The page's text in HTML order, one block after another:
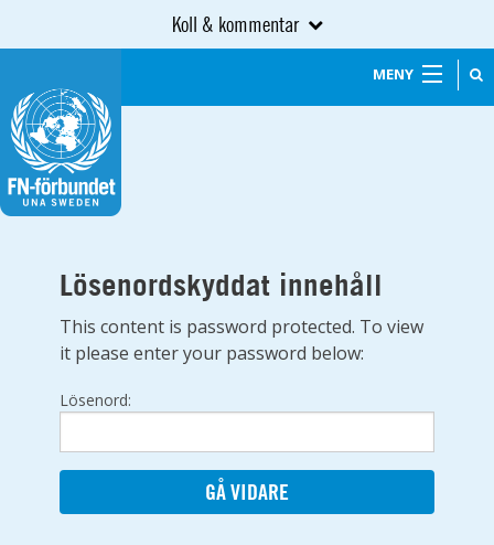
Koll & kommentar
MENY
Lösenordskyddat innehåll
This content is password protected. To view
it please enter your password below:
Lösenord: